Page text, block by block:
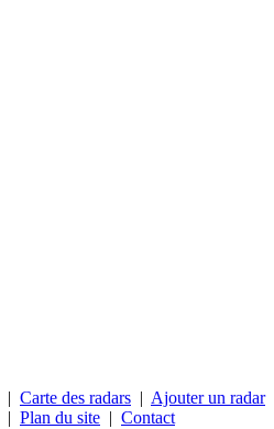
| Carte des radars | Ajouter un radar
| Plan du site | Contact